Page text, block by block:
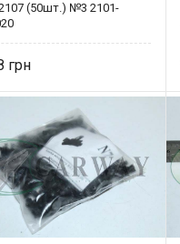
(50шт.) №3 2101-